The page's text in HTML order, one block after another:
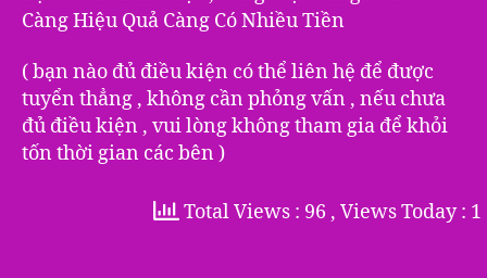
Càng Hiệu Quả Càng Có Nhiều Tiền
( bạn nào đủ điều kiện có thể liên hệ để được
tuyển thẳng , không cần phỏng vấn , nếu chưa
đủ điều kiện , vui lòng không tham gia để khỏi
tốn thời gian các bên )
Total Views : 96 , Views Today : 1